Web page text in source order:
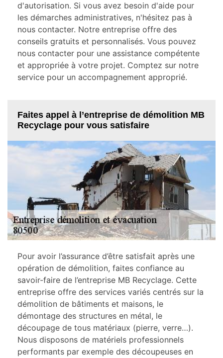
d'autorisation. Si vous avez besoin d'aide pour
les démarches administratives, n'hésitez pas à
nous contacter. Notre entreprise offre des
conseils gratuits et personnalisés. Vous pouvez
nous contacter pour une assistance compétente
et appropriée à votre projet. Comptez sur notre
service pour un accompagnement approprié.
Faites appel à l’entreprise de démolition MB
Recyclage pour vous satisfaire
Pour avoir l’assurance d’être satisfait après une
opération de démolition, faites confiance au
savoir-faire de l’entreprise MB Recyclage. Cette
entreprise offre des services variés centrés sur la
démolition de bâtiments et maisons, le
démontage des structures en métal, le
découpage de tous matériaux (pierre, verre…).
Nous disposons de matériels professionnels
performants par exemple des découpeuses en